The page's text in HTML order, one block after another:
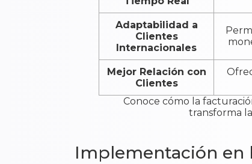
Adaptabilidad a
Clientes
Internacionales
Mejor Relación con
Clientes
Conoce cómo la
transforma
Implementación en